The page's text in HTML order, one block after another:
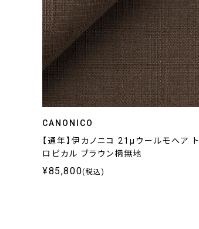
CANONICO
【通年】伊カノニコ 21μウールモヘア ト
ロピカル ブラウン柄無地
¥85,800(税込)